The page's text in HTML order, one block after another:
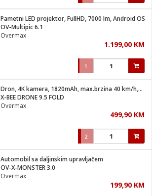
Pametni LED projektor, FullHD, 7000 lm, Android OS
OV-Multipic 6.1
Overmax
1.199,00 KM
1
Dron, 4K kamera, 1820mAh, max.brzina 40 km/h,WiFi, GPS
X-BEE DRONE 9.5 FOLD
Overmax
499,90 KM
2
Automobil sa daljinskim upravljačem
OV-X-MONSTER 3.0
Overmax
199,90 KM